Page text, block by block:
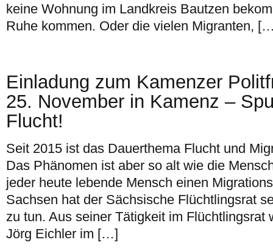
keine Wohnung im Landkreis Bautzen
Ruhe kommen. Oder die vielen Migranten,
Einladung zum Kamenzer
25. November in Kamenz –
Flucht!
Seit 2015 ist das Dauerthema Flucht und
Das Phänomen ist aber so alt wie die
jeder heute lebende Mensch einen
Sachsen hat der Sächsische Flüchtlingsrat
zu tun. Aus seiner Tätigkeit im Flüchtlingsrat
Jörg Eichler im […]